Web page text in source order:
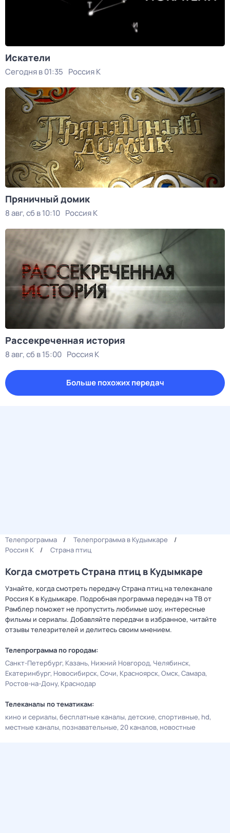
Искатели
Сегодня в 01:35 Россия К
Пряничный домик
8 авг, сб в 10:10 Россия К
Рассекреченная история
8 авг, сб в 15:00 Россия К
Больше похожих передач
Телепрограмма
Телепрограмма в Кудымкаре
Россия К
Страна птиц
Когда смотреть Страна птиц в Кудымкаре
Узнайте, когда смотреть передачу Страна птиц на телеканале
Россия К в Кудымкаре. Подробная программа передач на ТВ от
Рамблер поможет не пропустить любимые шоу, интересные
фильмы и сериалы. Добавляйте передачи в избранное, читайте
отзывы телезрителей и делитесь своим мнением.
Телепрограмма по городам:
Санкт-Петербург Казань Нижний Новгород Челябинск
Екатеринбург Новосибирск Сочи Красноярск Омск Самара
Ростов-на-Дону Краснодар
Телеканалы по тематикам:
кино и сериалы бесплатные каналы детские спортивные hd
местные каналы познавательные 20 каналов новостные